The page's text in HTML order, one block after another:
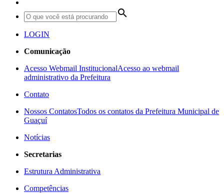
search
LOGIN
Comunicação
Acesso Webmail InstitucionalAcesso ao webmail
administrativo da Prefeitura
Contato
Nossos ContatosTodos os contatos da Prefeitura Municipal de
Guaçuí
Notícias
Secretarias
Estrutura Administrativa
Competências